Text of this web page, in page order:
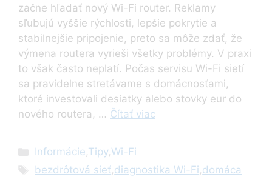
začne hľadať nový Wi-Fi router. Reklamy
sľubujú vyššie rýchlosti, lepšie pokrytie a
stabilnejšie pripojenie, preto sa môže zdať, že
výmena routera vyrieši všetky problémy. V praxi
to však často neplatí. Počas servisu Wi-Fi sietí
sa pravidelne stretávame s domácnosťami,
ktoré investovali desiatky alebo stovky eur do
nového routera, … Čítať viac
Kategórie
Informácie,Tipy,Wi-Fi
Značky
bezdrôtová sieť,diagnostika Wi-Fi,domáca